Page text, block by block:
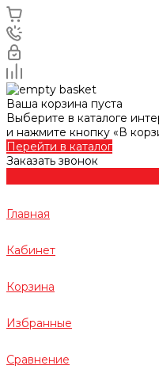
Ваша корзина пуста
Выберите в каталоге
и нажмите кнопку «В
Перейти в каталог
Заказать звонок
Главная
Кабинет
Корзина
Избранные
Сравнение